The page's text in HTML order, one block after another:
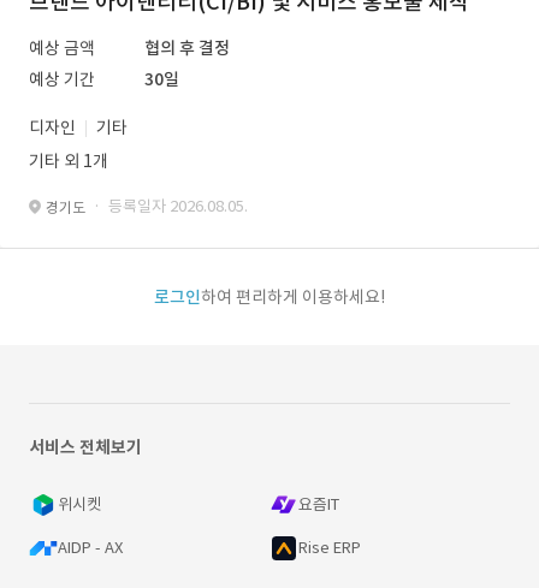
예상 금액
협의 후 결정
예상 기간
30일
디자인
기타
기타 외 1개
경기도 · 등록일자 2026.08.05.
로그인하여 편리하게 이용하세요!
서비스 전체보기
위시켓 요즘IT
AIDP - AX Rise ERP